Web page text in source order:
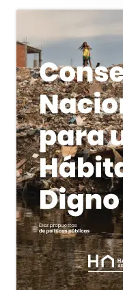
lateral
principal